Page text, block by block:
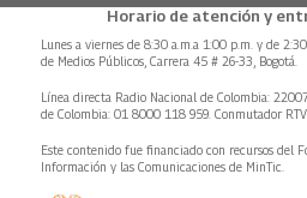
Horario de atención y
Lunes a viernes de 8:30 a.m.a 1:00 p.m. y de
de Medios Públicos, Carrera 45 # 26-33, Bogotá.
Línea directa Radio Nacional de Colombia:
de Colombia: 01 8000 118 959. Conmutador
Este contenido fue financiado con recursos del
Información y las Comunicaciones de MinTic.